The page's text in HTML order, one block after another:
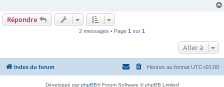
Répondre
2 messages • Page 1 sur 1
Aller à
Index du forum Heures au format UTC+01:00
Développé parphpBB® Forum Software © phpBB Limited